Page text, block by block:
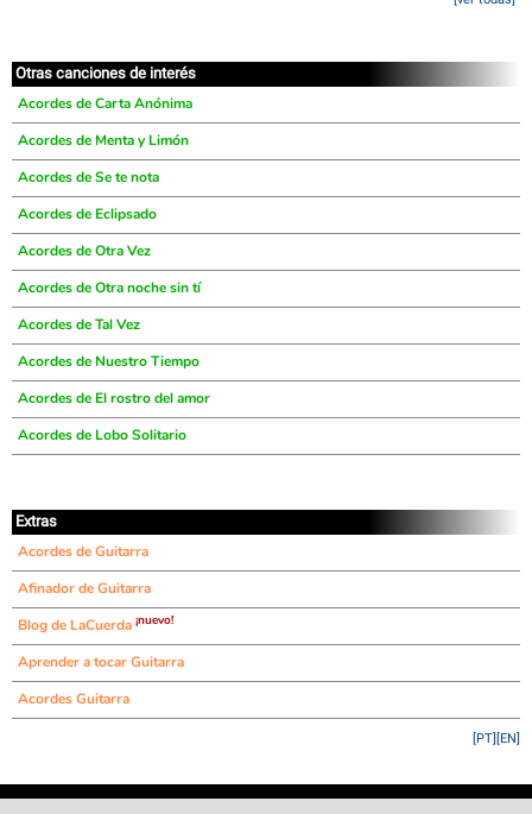
Otras canciones de interés
Acordes de Carta Anónima
Acordes de Menta y Limón
Acordes de Se te nota
Acordes de Eclipsado
Acordes de Otra Vez
Acordes de Otra noche sin tí
Acordes de Tal Vez
Acordes de Nuestro Tiempo
Acordes de El rostro del amor
Acordes de Lobo Solitario
Extras
Acordes de Guitarra
Afinador de Guitarra
Blog de LaCuerda ¡nuevo!
Aprender a tocar Guitarra
Acordes Guitarra
[EN]
[PT]